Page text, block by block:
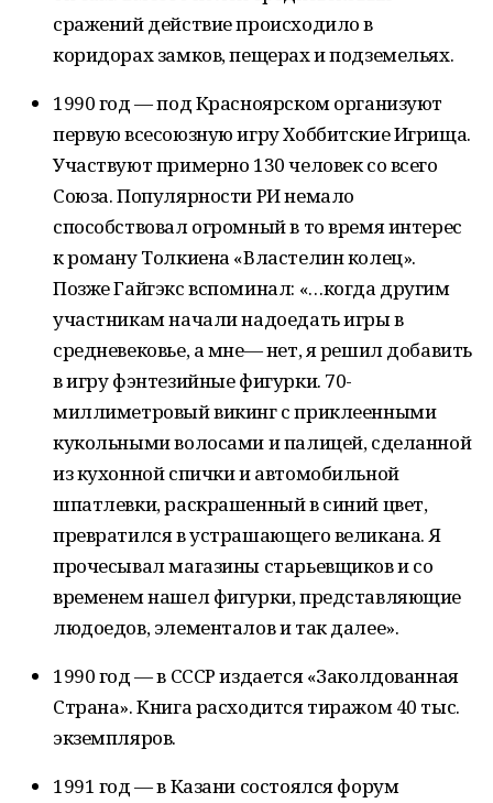
сражений действие происходило в
коридорах замков, пещерах и подземельях.
1990 год — под Красноярском организуют
первую всесоюзную игру Хоббитские Игрища.
Участвуют примерно 130 человек со всего
Союза. Популярности РИ немало
способствовал огромный в то время интерес
к роману Толкиена «Властелин колец».
Позже Гайгэкс вспоминал: «…когда другим
участникам начали надоедать игры в
средневековье, а мне— нет, я решил добавить
в игру фэнтезийные фигурки. 70-
миллиметровый викинг с приклеенными
кукольными волосами и палицей, сделанной
из кухонной спички и автомобильной
шпатлевки, раскрашенный в синий цвет,
превратился в устрашающего великана. Я
прочесывал магазины старьевщиков и со
временем нашел фигурки, представляющие
людоедов, элементалов и так далее».
1990 год — в СССР издается «Заколдованная
Страна». Книга расходится тиражом 40 тыс.
экземпляров.
1991 год — в Казани состоялся форум